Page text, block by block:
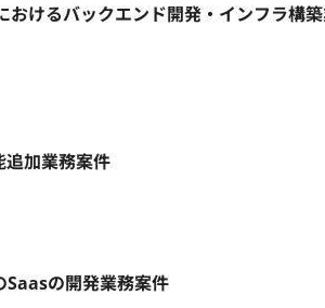
おけるバックエンド開発・インフラ構
追加業務案件
の開発業務案件